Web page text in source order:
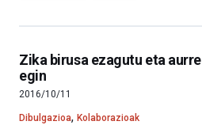
Zika birusa ezagutu eta aurre
egin
2016/10/11
Dibulgazioa, Kolaborazioak